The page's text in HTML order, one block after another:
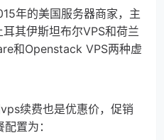
年的美国服务器商家，主
其伊斯坦布尔VPS和荷兰
和Openstack VPS两种虚
续费也是优惠价，促销
置为：